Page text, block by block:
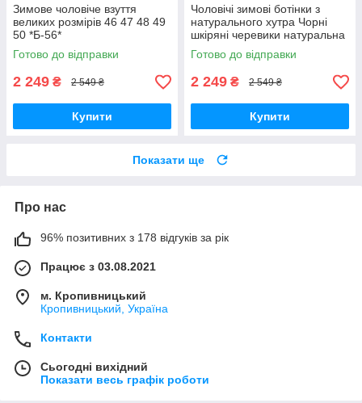
Зимове чоловіче взуття
великих розмірів 46 47 48 49
50 *Б-56*
Готово до відправки
2 249 ₴ 2 549 ₴
Купити
Чоловічі зимові ботінки з
натурального хутра Чорні
шкіряні черевики натуральна
шкіра *114 чр*
Готово до відправки
2 249 ₴ 2 549 ₴
Купити
Показати ще
Про нас
96% позитивних з 178 відгуків за рік
Працює з 03.08.2021
м. Кропивницький
Кропивницький, Україна
Контакти
Сьогодні вихідний
Показати весь графік роботи